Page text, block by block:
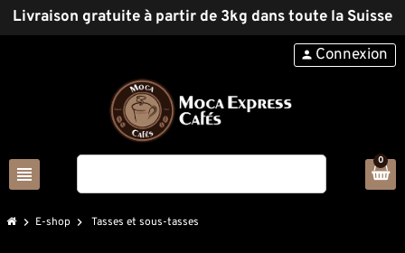
Livraison gratuite à partir de 3kg dans toute la Suisse
view_headline
person Connexion
0
chevron_right E-shop chevron_right Tasses et sous-tasses